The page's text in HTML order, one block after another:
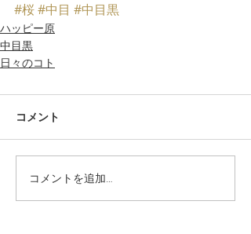
#桜#中目 #中目黒
ハッピー原
中目黒
日々のコト
コメント
コメントを追加…